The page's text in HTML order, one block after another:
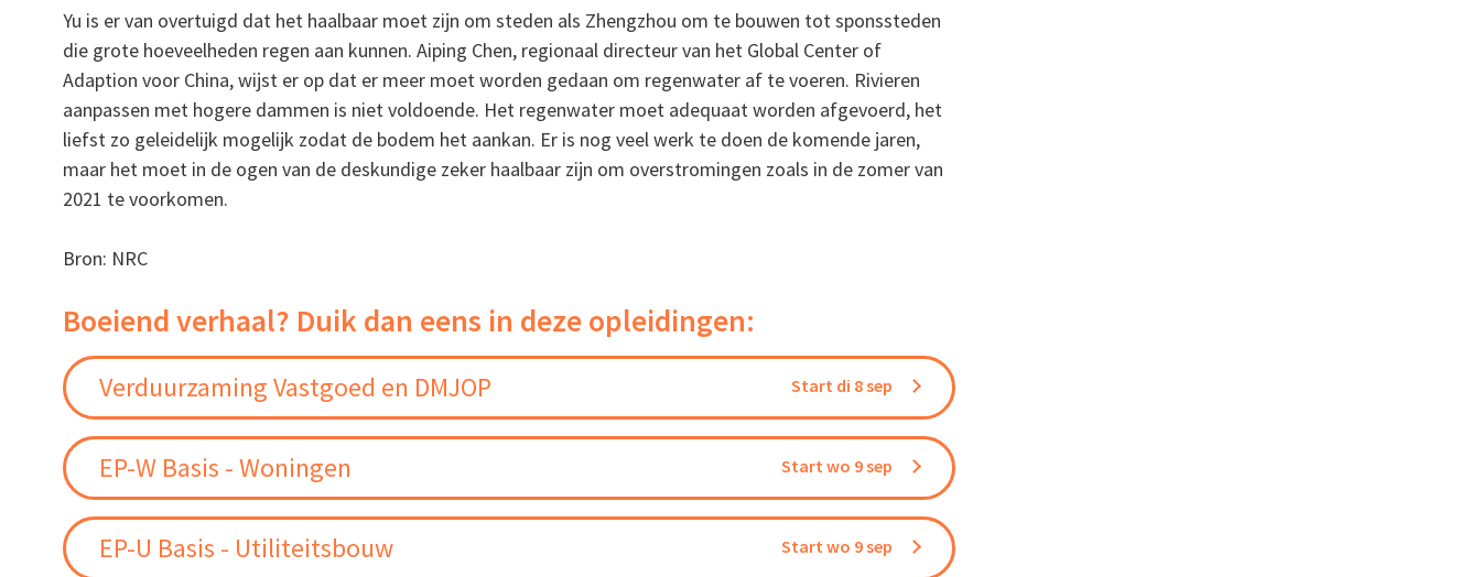
Yu is er van overtuigd dat het haalbaar moet zijn om steden als Zhengzhou om te bouwen tot sponssteden
die grote hoeveelheden regen aan kunnen. Aiping Chen, regionaal directeur van het Global Center of
Adaption voor China, wijst er op dat er meer moet worden gedaan om regenwater af te voeren. Rivieren
aanpassen met hogere dammen is niet voldoende. Het regenwater moet adequaat worden afgevoerd, het
liefst zo geleidelijk mogelijk zodat de bodem het aankan. Er is nog veel werk te doen de komende jaren,
maar het moet in de ogen van de deskundige zeker haalbaar zijn om overstromingen zoals in de zomer van
2021 te voorkomen.
Bron: NRC
Boeiend verhaal? Duik dan eens in deze opleidingen:
Verduurzaming Vastgoed en DMJOP Start di 8 sep
EP-W Basis - Woningen Start wo 9 sep
EP-U Basis - Utiliteitsbouw Start wo 9 sep